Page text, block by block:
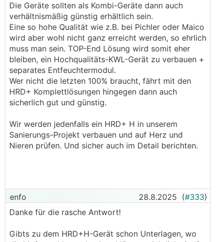
Die Geräte sollten als Kombi-Geräte dann auch
verhältnismäßig günstig erhältlich sein.
Eine so hohe Qualität wie z.B. bei Pichler oder Maico
wird aber wohl nicht ganz erreicht werden, so ehrlich
muss man sein. TOP-End Lösung wird somit eher
bleiben, ein Hochqualitäts-KWL-Gerät zu verbauen +
separates Entfeuchtermodul.
Wer nicht die letzten 100% braucht, fährt mit den
HRD+ Komplettlösungen hingegen dann auch
sicherlich gut und günstig.
Wir werden jedenfalls ein HRD+ H in unserem
Sanierungs-Projekt verbauen und auf Herz und
Nieren prüfen. Und sicher auch im Detail berichten.
enfo 28.8.2025 (#333)
Danke für die rasche Antwort!
Gibts zu dem HRD+H-Gerät schon Unterlagen, wo